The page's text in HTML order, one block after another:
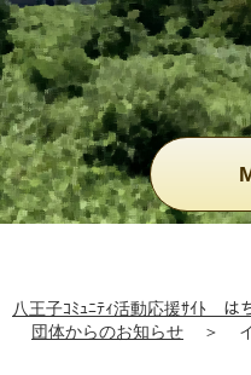
八王子ｺﾐｭﾆﾃｨ活動応援ｻｲﾄ は
団体からのお知らせ
＞